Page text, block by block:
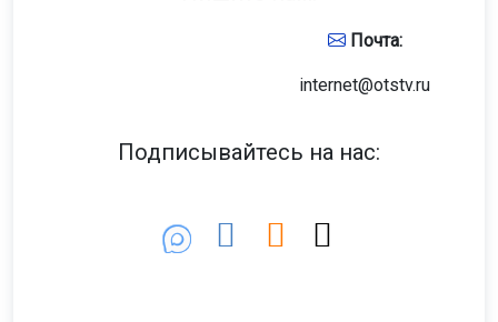
Почта:
internet@otstv.ru
Подписывайтесь на нас: